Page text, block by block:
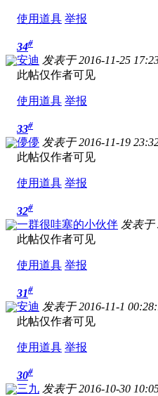
使用道具 举报
34#
安迪 发表于 2016-11-25
此帖仅作者可见
使用道具 举报
33#
儚儚 发表于 2016-11-19
此帖仅作者可见
使用道具 举报
32#
一群很哇塞的小伙伴 发表于
此帖仅作者可见
使用道具 举报
31#
安迪 发表于 2016-11-1
此帖仅作者可见
使用道具 举报
30#
三九 发表于 2016-10-30